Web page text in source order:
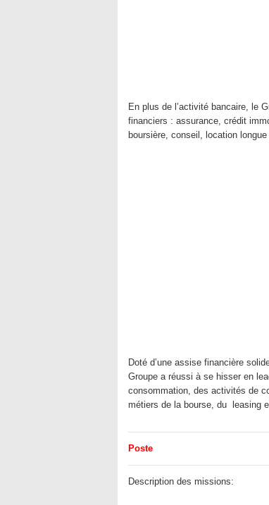
En plus de l’activité bancaire, le
financiers : assurance, crédit
boursière, conseil, location
Doté d’une assise financière
Groupe a réussi à se hisser en
consommation, des activités de
métiers de la bourse, du leasing
Poste
Description des missions: